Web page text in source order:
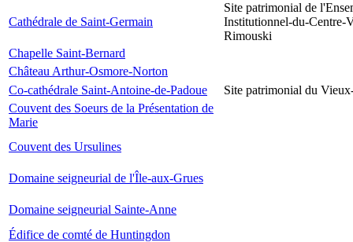
Cathédrale de Saint-Germain
Site patrimonial de
Institutionnel-du-Centre-
Rimouski
Chapelle Saint-Bernard
Château Arthur-Osmore-Norton
Co-cathédrale Saint-Antoine-de-Padoue
Site patrimonial du
Couvent des Soeurs de la Présentation de
Marie
Couvent des Ursulines
Domaine seigneurial de l'Île-aux-Grues
Domaine seigneurial Sainte-Anne
Édifice de comté de Huntingdon